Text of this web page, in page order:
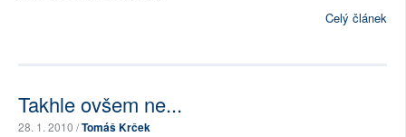
Celý článek
Takhle ovšem ne...
28. 1. 2010 /Tomáš Krček